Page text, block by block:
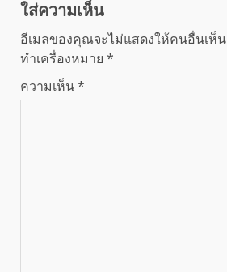
ใส่ความเห็น
อีเมลของคุณจะไม่แสดงให้คนอื่นเห็น
ทำเครื่องหมาย *
ความเห็น*